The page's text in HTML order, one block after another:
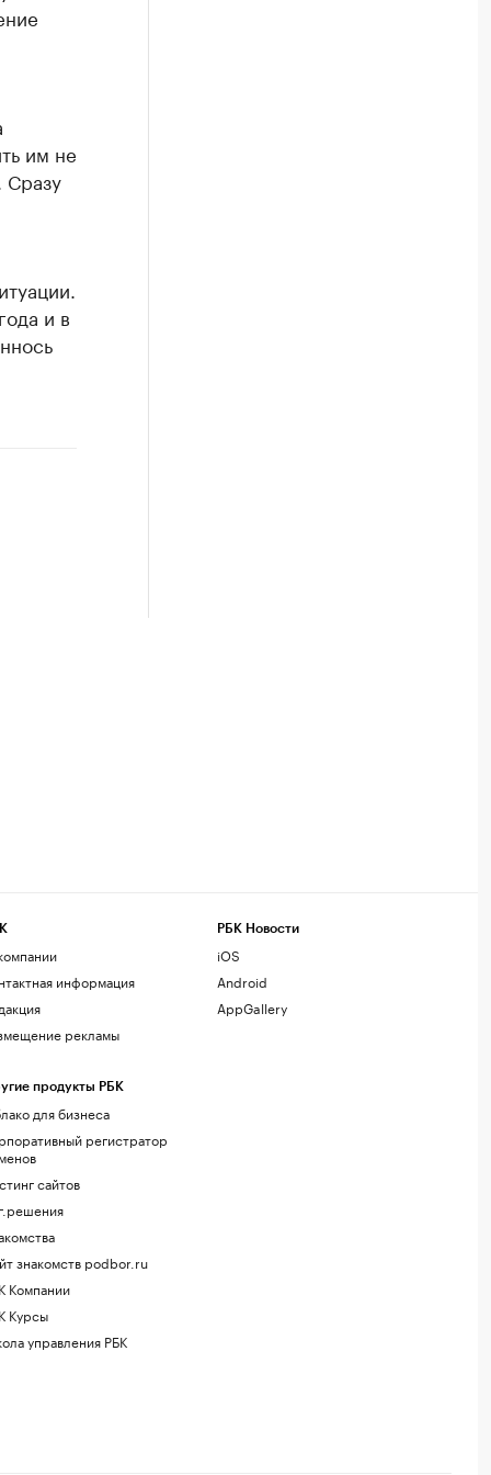
им не
Сразу
и в
информация
рекламы
продукты РБК
для бизнеса
регистратор
сайтов
знакомств podbor.ru
Компании
Курсы
управления РБК
РБК Новости
iOS
Android
AppGallery